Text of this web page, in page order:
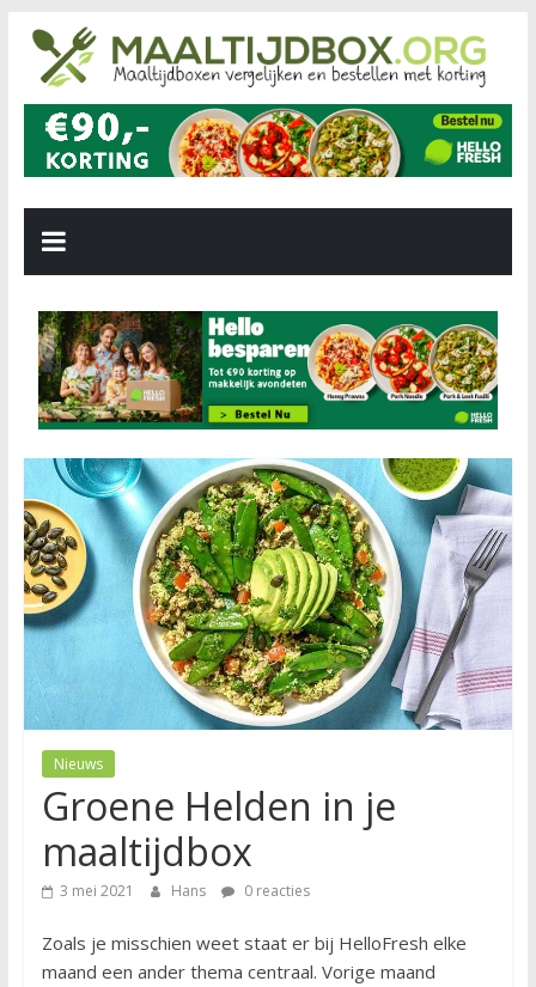
Nieuws
Groene Helden in je
maaltijdbox
3 mei 2021 Hans 0 reacties
Zoals je misschien weet staat er bij HelloFresh elke
maand een ander thema centraal. Vorige maand